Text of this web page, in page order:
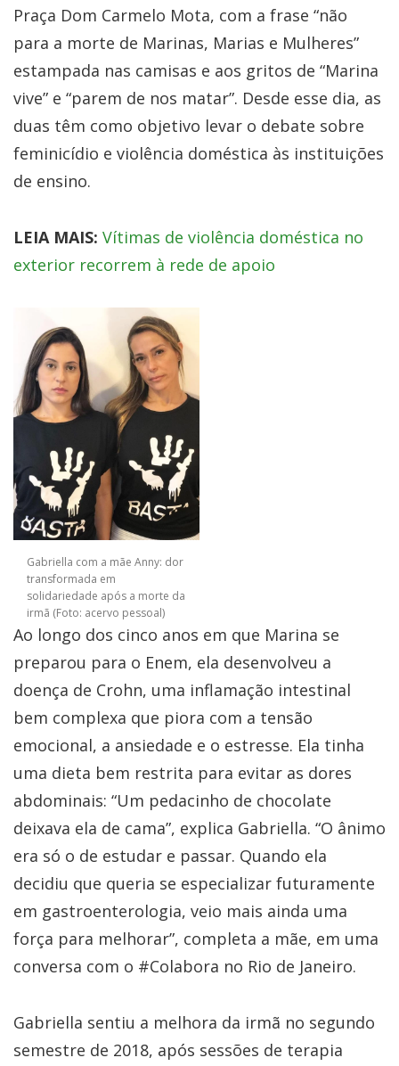
Praça Dom Carmelo Mota, com a frase “não
para a morte de Marinas, Marias e Mulheres”
estampada nas camisas e aos gritos de “Marina
vive” e “parem de nos matar”. Desde esse dia, as
duas têm como objetivo levar o debate sobre
feminicídio e violência doméstica às instituições
de ensino.
LEIA MAIS: Vítimas de violência doméstica no
exterior recorrem à rede de apoio
Gabriella com a mãe Anny: dor
transformada em
solidariedade após a morte da
irmã (Foto: acervo pessoal)
Ao longo dos cinco anos em que Marina se
preparou para o Enem, ela desenvolveu a
doença de Crohn, uma inflamação intestinal
bem complexa que piora com a tensão
emocional, a ansiedade e o estresse. Ela tinha
uma dieta bem restrita para evitar as dores
abdominais: “Um pedacinho de chocolate
deixava ela de cama”, explica Gabriella. “O ânimo
era só o de estudar e passar. Quando ela
decidiu que queria se especializar futuramente
em gastroenterologia, veio mais ainda uma
força para melhorar”, completa a mãe, em uma
conversa com o #Colabora no Rio de Janeiro.
Gabriella sentiu a melhora da irmã no segundo
semestre de 2018, após sessões de terapia